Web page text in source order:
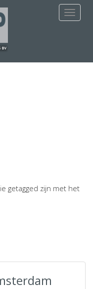
getagged zijn met het